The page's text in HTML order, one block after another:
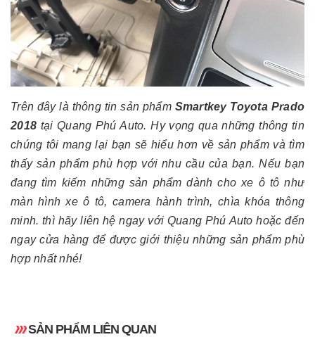
Trên đây là thông tin sản phẩm Smartkey Toyota Prado
2018 tại Quang Phú Auto. Hy vọng qua những thông tin
chúng tôi mang lại bạn sẽ hiểu hơn về sản phẩm và tìm
thấy sản phẩm phù hợp với nhu cầu của bạn. Nếu bạn
đang tìm kiếm những sản phẩm dành cho xe ô tô như
màn hình xe ô tô, camera hành trình, chìa khóa thông
minh. thì hãy liên hệ ngay với Quang Phú Auto hoặc đến
ngay cửa hàng để được giới thiệu những sản phẩm phù
hợp nhất nhé!
SẢN PHẨM LIÊN QUAN